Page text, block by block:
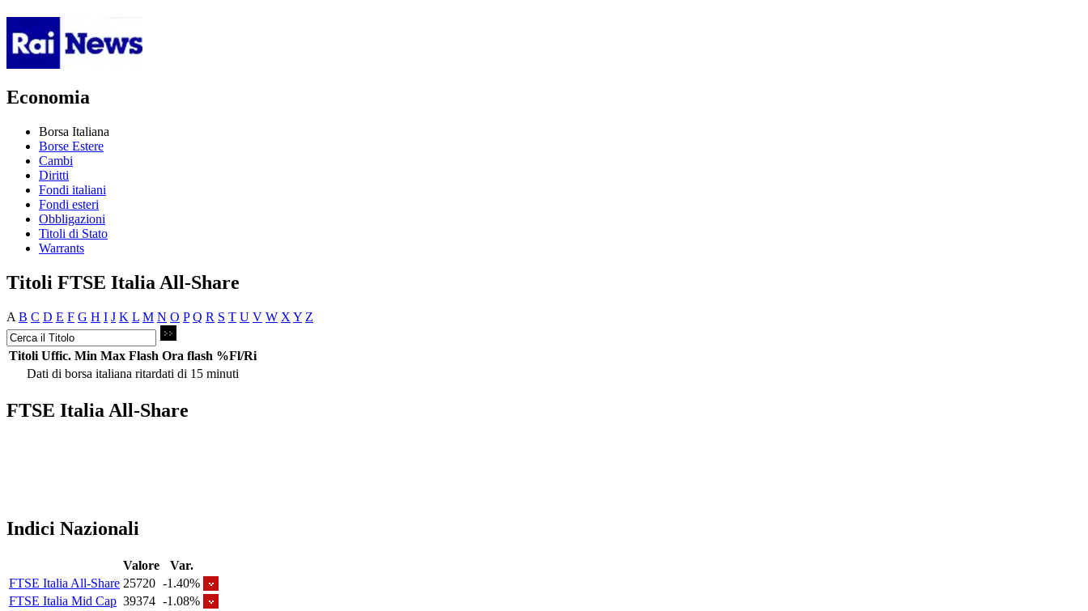
Economia
Borsa Italiana
Borse Estere
Cambi
Diritti
Fondi italiani
Fondi esteri
Obbligazioni
Titoli di Stato
Warrants
Titoli FTSE Italia All-Share
A B C D E F G H I J K L M N O P Q R S T U V W X Y Z
Titoli Uffic. Min Max Flash Ora flash %Fl/Ri
Dati di borsa italiana ritardati di 15 minuti
FTSE Italia All-Share
Indici Nazionali
Valore
Var.
FTSE Italia All-Share 25720 -1.40%
FTSE Italia Mid Cap 39374 -1.08%